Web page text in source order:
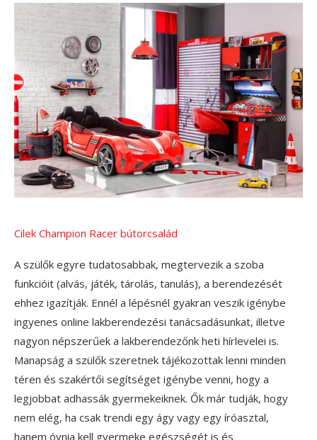
Cilek Champion Racer bútorcsalád
A szülők egyre tudatosabbak, megtervezik a szoba
funkcióit (alvás, játék, tárolás, tanulás), a berendezését
ehhez igazítják. Ennél a lépésnél gyakran veszik igénybe
ingyenes online lakberendezési tanácsadásunkat, illetve
nagyon népszerűek a lakberendezőnk heti hírlevelei is.
Manapság a szülők szeretnek tájékozottak lenni minden
téren és szakértői segítséget igénybe venni, hogy a
legjobbat adhassák gyermekeiknek. Ők már tudják, hogy
nem elég, ha csak trendi egy ágy vagy egy íróasztal,
hanem óvnia kell gyermeke egészségét is és